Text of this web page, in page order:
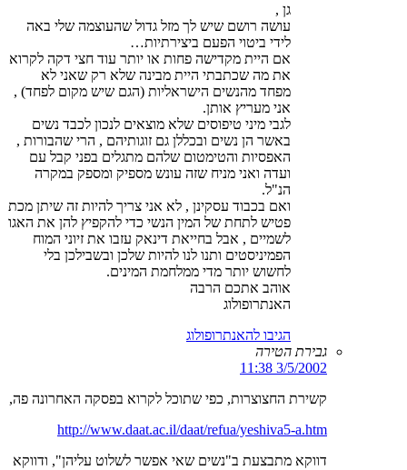
גן ,
עושה רושם שיש לך מזל גדול שהעוצמה שלי באה
לידי ביטוי הפעם ביצירתיות…
אם היית מקדישה פחות או יותר עוד חצי דקה לקרוא
את מה שכתבתי היית מבינה שלא רק שאני לא
מפחד מהנשים הישראליות (הגם שיש מקום לפחד) ,
אני מעריץ אותן.
לגבי מיני טיפוסים שלא מוצאים לנכון לכבד נשים
באשר הן נשים ובכללן גם זוגותיהם , הרי שהבורות ,
האפסיות והטימטום שלהם מתגלים בפני קבל עם
ועדה ואני מניח שזה עונש מספיק ומספק במקרה
הנ"ל.
ואם בכבוד עסקינן , לא אני צריך להיות זה שיתן מכת
פטיש לתחת של המין הנשי כדי להקפיץ להן את האגו
לשמיים , אבל בחייאת דינאק עזבו את זיוני המוח
הפמיניסטים ותנו לנו להיות שלכן ובשבילכן בלי
לחשוש יותר מדי ממלחמת המינים.
אוהב אתכם הרבה
האנתרופולוג
הגיבו להאנתרופולוג
גבירת הטירה
3/5/2002 11:38
קשירת החצוצרות, כפי שתוכל לקרוא בפסקה האחרונה פה,
http://www.daat.ac.il/daat/refua/yeshiva5-a.htm
דווקא מתבצעת ב"נשים שאי אפשר לשלוט עליהן", ודווקא